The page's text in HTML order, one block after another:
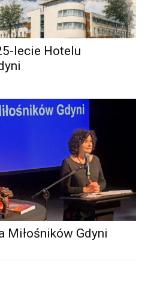
lecie Hotelu
Miłośników Gdyni